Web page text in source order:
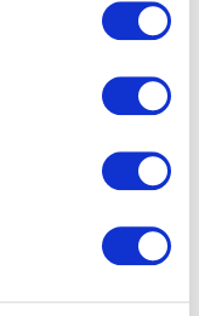
1950 kr